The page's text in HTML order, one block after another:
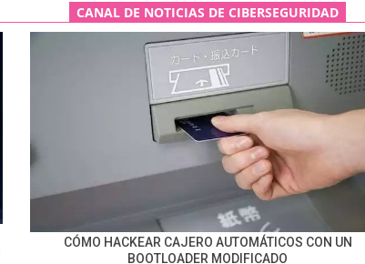
CANAL DE NOTICIAS DE CIBERSEGURIDAD
CÓMO HACKEAR CAJERO AUTOMÁTICOS CON UN
BOOTLOADER MODIFICADO